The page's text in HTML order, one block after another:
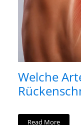
Welche
Read More